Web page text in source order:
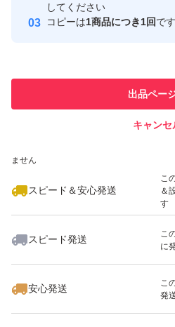
■お召し上がり方
溶かす水の量はお好みによって
本品をお召し上がりの時の1回
目安にしてください。
※水に溶かした後は速やかにお
※シェイカーを使用すると、溶
がりいただけます。
※プロテイン素材は水に溶けに
取引実績
引
で
ません
スピード＆安心発送
こ
＆
す
スピード発送
こ
に
安心発送
こ
発
してください
コピーは1商品につき1回です
出品ペー
キャンセ